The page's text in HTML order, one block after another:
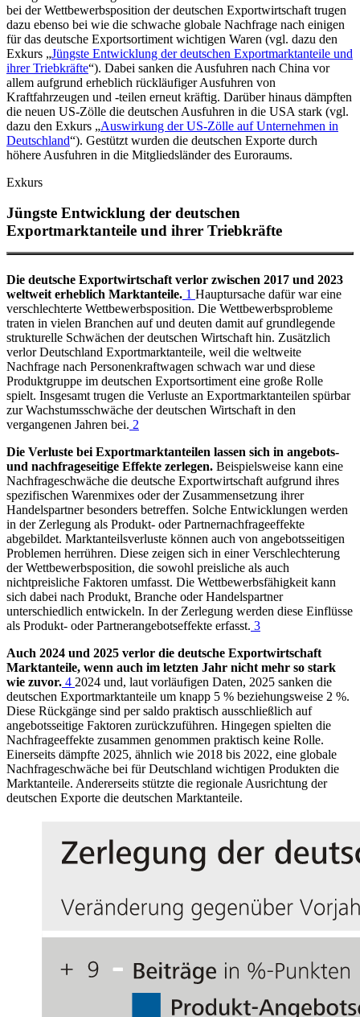
bei der Wettbewerbsposition der deutschen Exportwirtschaft trugen
dazu ebenso bei wie die schwache globale Nachfrage nach einigen
für das deutsche Exportsortiment wichtigen Waren (vgl. dazu den
Exkurs „Jüngste Entwicklung der deutschen Exportmarktanteile und
ihrer Triebkräfte“). Dabei sanken die Ausfuhren nach China vor
allem aufgrund erheblich rückläufiger Ausfuhren von
Kraftfahrzeugen und -teilen erneut kräftig. Darüber hinaus dämpften
die neuen US-Zölle die deutschen Ausfuhren in die USA stark (vgl.
dazu den Exkurs „Auswirkung der US-Zölle auf Unternehmen in
Deutschland“). Gestützt wurden die deutschen Exporte durch
höhere Ausfuhren in die Mitgliedsländer des Euroraums.
Exkurs
Jüngste Entwicklung der deutschen
Exportmarktanteile und ihrer Triebkräfte
Die deutsche Exportwirtschaft verlor zwischen 2017 und 2023
weltweit erheblich Marktanteile. 1 Hauptursache dafür war eine
verschlechterte Wettbewerbsposition. Die Wettbewerbsprobleme
traten in vielen Branchen auf und deuten damit auf grundlegende
strukturelle Schwächen der deutschen Wirtschaft hin. Zusätzlich
verlor Deutschland Exportmarktanteile, weil die weltweite
Nachfrage nach Personenkraftwagen schwach war und diese
Produktgruppe im deutschen Exportsortiment eine große Rolle
spielt. Insgesamt trugen die Verluste an Exportmarktanteilen spürbar
zur Wachstumsschwäche der deutschen Wirtschaft in den
vergangenen Jahren bei. 2
Die Verluste bei Exportmarktanteilen lassen sich in angebots-
und nachfrageseitige Effekte zerlegen. Beispielsweise kann eine
Nachfrageschwäche die deutsche Exportwirtschaft aufgrund ihres
spezifischen Warenmixes oder der Zusammensetzung ihrer
Handelspartner besonders betreffen. Solche Entwicklungen werden
in der Zerlegung als Produkt- oder Partnernachfrageeffekte
abgebildet. Marktanteilsverluste können auch von angebotsseitigen
Problemen herrühren. Diese zeigen sich in einer Verschlechterung
der Wettbewerbsposition, die sowohl preisliche als auch
nichtpreisliche Faktoren umfasst. Die Wettbewerbsfähigkeit kann
sich dabei nach Produkt, Branche oder Handelspartner
unterschiedlich entwickeln. In der Zerlegung werden diese Einflüsse
als Produkt- oder Partnerangebotseffekte erfasst. 3
Auch 2024 und 2025 verlor die deutsche Exportwirtschaft
Marktanteile, wenn auch im letzten Jahr nicht mehr so stark
wie zuvor. 4 2024 und, laut vorläufigen Daten, 2025 sanken die
deutschen Exportmarktanteile um knapp 5 % beziehungsweise 2 %.
Diese Rückgänge sind per saldo praktisch ausschließlich auf
angebotsseitige Faktoren zurückzuführen. Hingegen spielten die
Nachfrageeffekte zusammen genommen praktisch keine Rolle.
Einerseits dämpfte 2025, ähnlich wie 2018 bis 2022, eine globale
Nachfrageschwäche bei für Deutschland wichtigen Produkten die
Marktanteile. Andererseits stützte die regionale Ausrichtung der
deutschen Exporte die deutschen Marktanteile.